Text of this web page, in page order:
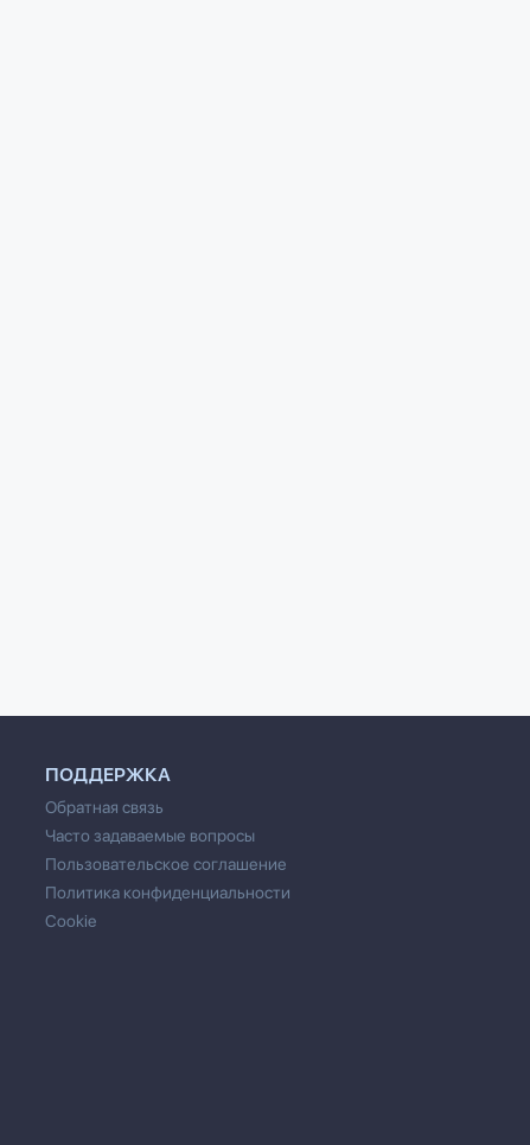
ПОДДЕРЖКА
Обратная связь
Часто задаваемые вопросы
Пользовательское соглашение
Политика конфиденциальности
Cookie